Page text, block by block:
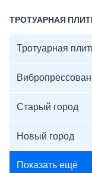
ТРОТУАРНАЯ
Тротуарная
Старый город
Новый город
Показать ещё